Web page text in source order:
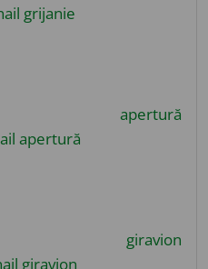
apertură
giravion